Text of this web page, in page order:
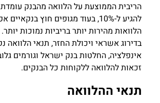
להגיע ל-10%, בעוד מגופים חוץ
הלוואות מהירות יותר בריביות נמוכות
בדירוג אשראי ויכולת החזר, תנאי הלוואה
אינפלציה, החלטות בנק ישראל וגורמים
זכאות להלוואה ללקוחות כל הבנקים.
תנאי ההלוואה